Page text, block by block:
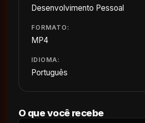
Desenvolvimento Pessoal
FORMATO:
MP4
IDIOMA:
Português
O que você recebe